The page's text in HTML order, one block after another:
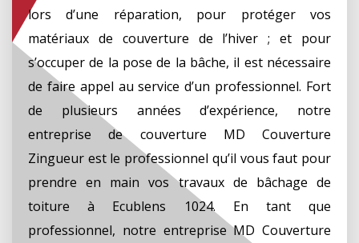
lors d’une réparation, pour protéger vos
matériaux de couverture de l’hiver ; et pour
s’occuper de la pose de la bâche, il est nécessaire
de faire appel au service d’un professionnel. Fort
de plusieurs années d’expérience, notre
entreprise de couverture MD Couverture
Zingueur est le professionnel qu’il vous faut pour
prendre en main vos travaux de bâchage de
toiture à Ecublens 1024. En tant que
professionnel, notre entreprise MD Couverture